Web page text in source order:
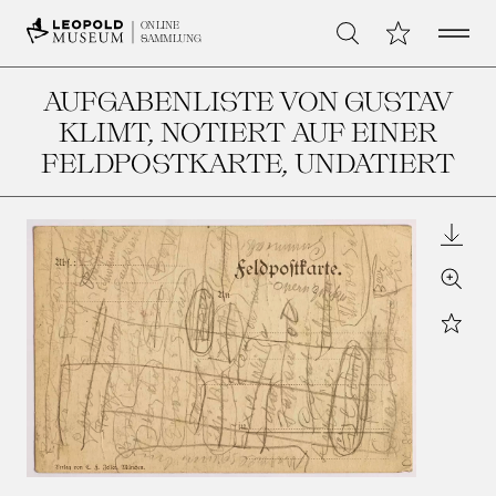
ONLINE
SAMMLUNG
Suche Meine Open
AUFGABENLISTE VON GUSTAV
KLIMT, NOTIERT AUF EINER
FELDPOSTKARTE, UNDATIERT
Zoom
Star